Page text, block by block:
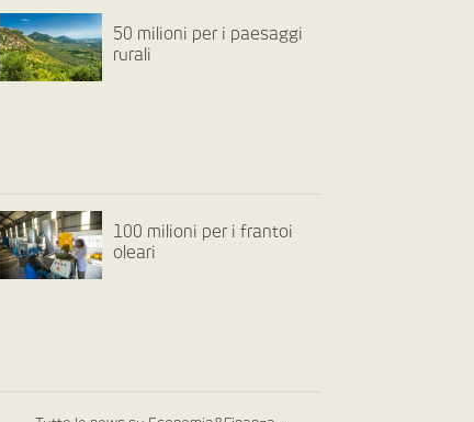
50 milioni per i paesaggi
rurali
100 milioni per i frantoi
oleari